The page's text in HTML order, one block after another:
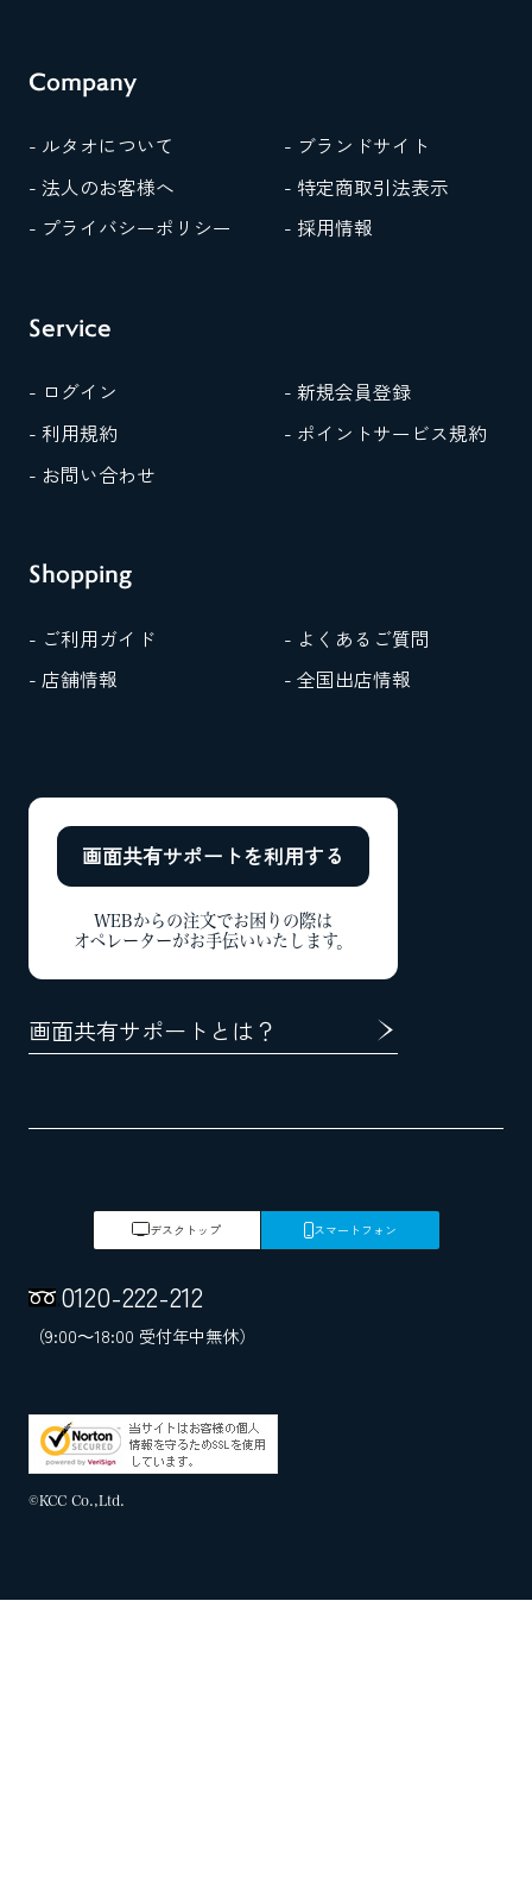
Company
- ルタオについて
- ブランドサイト
- 法人のお客様へ
- 特定商取引法表示
- プライバシーポリシー
- 採用情報
Service
- ログイン
- 新規会員登録
- 利用規約
- ポイントサービス規約
- お問い合わせ
Shopping
- ご利用ガイド
- よくあるご質問
- 店舗情報
- 全国出店情報
画面共有サポートを利用する
WEBからの注文でお困りの際は
オペレーターがお手伝いいたします。
画面共有サポートとは？
デスクトップ スマートフォン
0120-222-212
（9:00～18:00 受付年中無休）
©KCC Co.,Ltd.